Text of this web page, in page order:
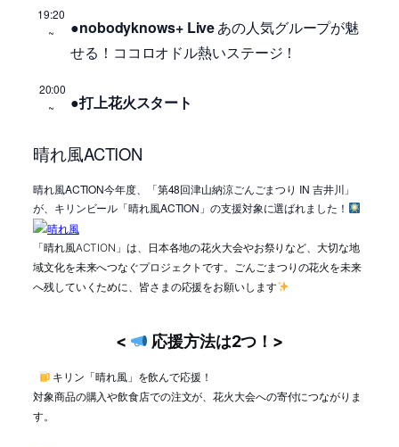
19:20
~
●nobodyknows+ Liveあの人気グループが魅
せる！ココロオドル熱いステージ！
20:00
~
●打上花火スタート
晴れ風ACTION
晴れ風ACTION今年度、「第48回津山納涼ごんごまつり IN 吉井川」
が、キリンビール「晴れ風ACTION」の支援対象に選ばれました！
「晴れ風ACTION」は、日本各地の花火大会やお祭りなど、大切な地
域文化を未来へつなぐプロジェクトです。 ごんごまつりの花火を未来
へ残していくために、皆さまの応援をお願いします
< 応援方法は2つ！>
キリン「晴れ風」を飲んで応援！
対象商品の購入や飲食店での注文が、花火大会への寄付につながりま
す。